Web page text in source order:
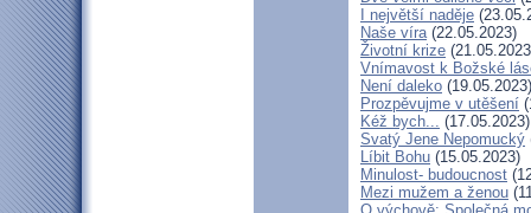
I největší naděje
Naše víra(22.05.2023)
Životní krize
Vnímavost k Božské
Není daleko (19.05.2023)
Prozpěvujme v utěšení
Kéž bych... (17.05.2023)
Svatý Jene Nepomucký
Líbit Bohu (15.05.2023)
Minulost- budoucnost
Mezi mužem a ženou